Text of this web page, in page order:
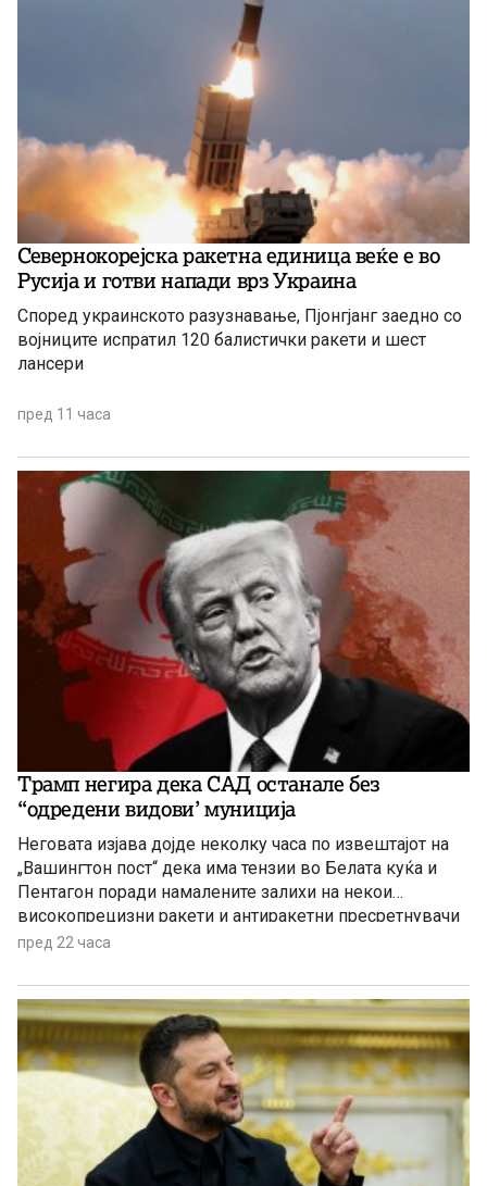
Севернокорејска ракетна единица веќе е во
Русија и готви напади врз Украина
Според украинското разузнавање, Пјонгјанг заедно со
војниците испратил 120 балистички ракети и шест
лансери
пред 11 часа
Трамп негира дека САД останале без
“одредени видови’ муниција
Неговата изјава дојде неколку часа по извештајот на
„Вашингтон пост“ дека има тензии во Белата куќа и
Пентагон поради намалените залихи на некои
високопрецизни ракети и антиракетни пресретнувачи
по долготрајната воена кампања против Иран
пред 22 часа